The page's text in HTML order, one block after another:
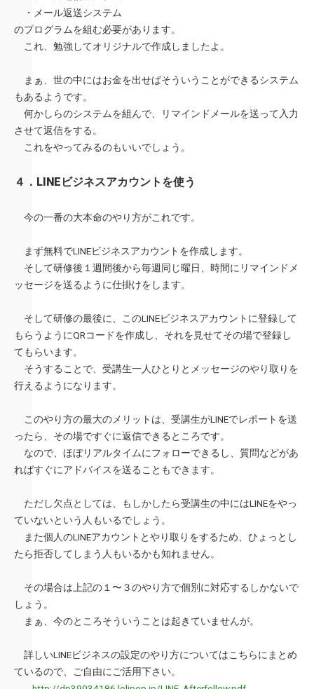
・メール返送システム
のプログラムを組む必要があります。
これ、勉強してオリジナルで作成しましたよ。
まぁ、世の中にはお金を出せばそういうことができるシステム
もあるようです。
何かしらのシステムを組んで、リマインドメールを送って入力
させて返信をする。
これをやってみるのもいいでしょう。
４．LINEビジネスアカウントを使う
今の一番の大本命のやり方がこれです。
まず無料でLINEビジネスアカウントを作成します。
そして研修後１週間後から毎週同じ曜日、時間にリマインドメ
ッセージを送るように仕掛けをします。
そして研修の最後に、このLINEビジネスアカウントに登録して
もらうようにQRコードを作成し、それを見せてその場で登録し
てもらいます。
そうすることで、受講生一人ひとりとメッセージのやり取りを
行えるようになります。
このやり方の最大のメリットは、受講生がLINEでレポートを送
ったら、その場ですぐに返信できるところです。
なので、ほぼリアルタイムにフォローできるし、質問などがあ
ればすぐにアドバイスを送ることもできます。
ただし欠点としては、もしかしたら受講生の中にはLINEをやっ
ていないという人もいるでしょう。
また個人のLINEアカウントとやり取りをするため、ひょっとし
たら拒否してしまう人もいるかも知れません。
その場合は上記の１〜３のやり方で個別に対応するしかないで
しょう。
まぁ、今のところそういうことは起きていませんが。
詳しいLINEビジネスの設定のやり方についてはこちらにまとめ
ているので、ご自由にご活用下さい。